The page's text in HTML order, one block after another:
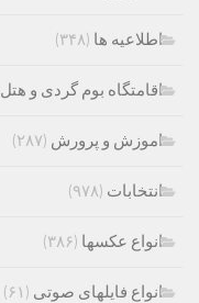
اطلاعیه ها (۳۴۸)
اقامتگاه بوم گردی و
اموزش و پرورش (۲۸۷)
انتخابات (۹۷۸)
انواع عکسها (۳۸۶)
انواع فایلهای صوتی (۶۱)